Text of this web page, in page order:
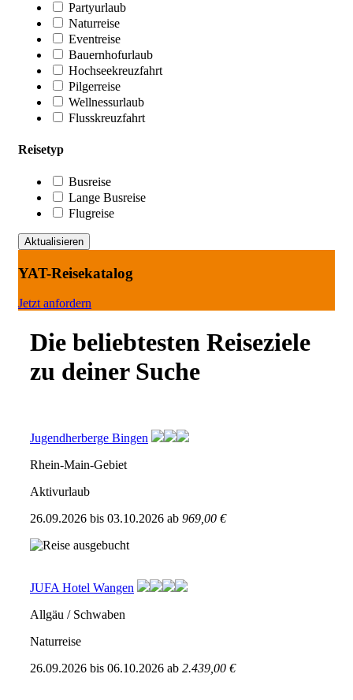
Partyurlaub
Naturreise
Eventreise
Bauernhofurlaub
Hochseekreuzfahrt
Pilgerreise
Wellnessurlaub
Flusskreuzfahrt
Reisetyp
Busreise
Lange Busreise
Flugreise
YAT-Reisekatalog
Jetzt anfordern
Die beliebtesten Reiseziele
zu deiner Suche
Jugendherberge Bingen
Rhein-Main-Gebiet
Aktivurlaub
26.09.2026 bis 03.10.2026 ab 969,00 €
JUFA Hotel Wangen
Allgäu / Schwaben
Naturreise
26.09.2026 bis 06.10.2026 ab 2.439,00 €